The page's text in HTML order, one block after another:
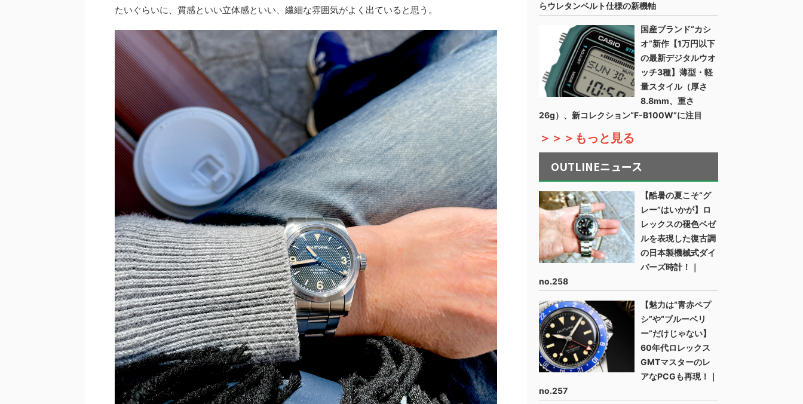
たいぐらいに、質感といい立体感といい、繊細な雰囲気がよく出ていると思う。
らウレタンベルト仕様の新機軸
国産ブランド“カシ
オ”新作【1万円以下
の最新デジタルウオ
ッチ3種】薄型・軽
量スタイル（厚さ
8.8mm、重さ
26g）、新コレクション“F-B100W”に注目
＞＞＞もっと見る
OUTLINEニュース
【酷暑の夏こそ“グ
レー”はいかが】ロ
レックスの褪色ベゼ
ルを表現した復古調
の日本製機械式ダイ
バーズ時計！｜
no.258
【魅力は“青赤ペプ
シ”や“ブルーベリ
ー”だけじゃない】
60年代ロレックス
GMTマスターのレ
アなPCGも再現！｜
no.257